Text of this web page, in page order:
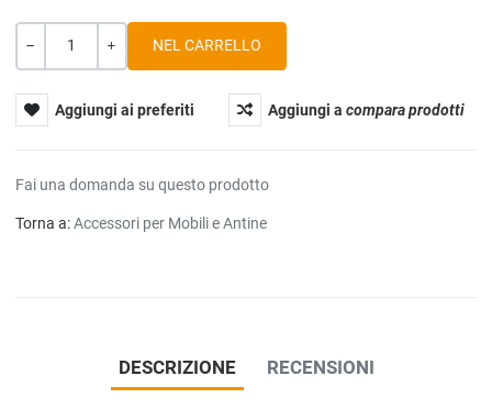
Quantità
Aggiungi ai preferiti Aggiungi acompara prodotti
Fai una domanda su questo prodotto
Torna a:Accessori per Mobili e Antine
DESCRIZIONE RECENSIONI